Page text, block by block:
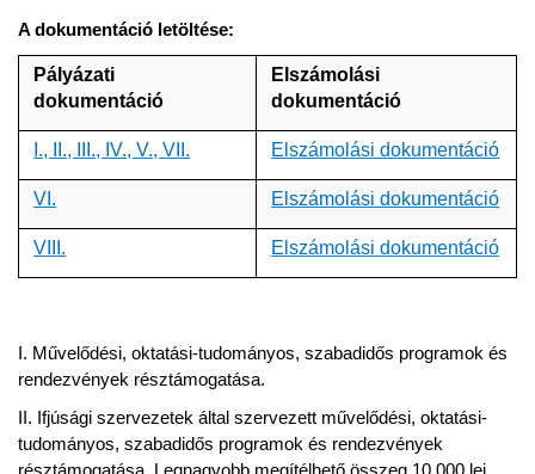
A dokumentáció letöltése:
Pályázati
dokumentáció
Elszámolási
dokumentáció
I., II., III., IV., V., VII. Elszámolási dokumentáció
VI. Elszámolási dokumentáció
VIII. Elszámolási dokumentáció
I. Művelődési, oktatási-tudományos, szabadidős programok és
rendezvények résztámogatása.
II. Ifjúsági szervezetek által szervezett művelődési, oktatási-
tudományos, szabadidős programok és rendezvények
résztámogatása. Legnagyobb megítélhető összeg 10.000 lej.